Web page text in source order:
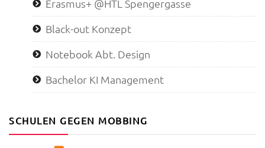
Erasmus+ @HTL Spengergasse
Black-out Konzept
Notebook Abt. Design
Bachelor KI Management
SCHULEN GEGEN MOBBING